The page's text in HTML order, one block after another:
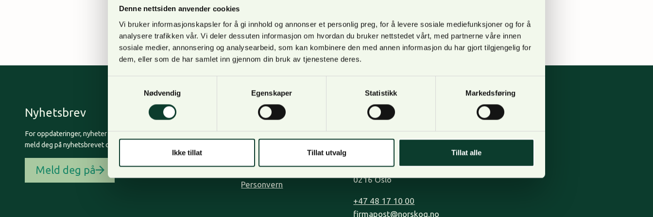
Denne nettsiden anvender cookies
Vi bruker informasjonskapsler for å gi innhold og annonser et personlig preg, for å levere sosiale mediefunksjoner og for å
analysere trafikken vår. Vi deler dessuten informasjon om hvordan du bruker nettstedet vårt, med partnerne våre innen
sosiale medier, annonsering og analysearbeid, som kan kombinere den med annen informasjon du har gjort tilgjengelig for
dem, eller som de har samlet inn gjennom din bruk av tjenestene deres.
Nødvendig
Egenskaper Statistikk Markedsføring
Ikke tillat Tillat utvalg Tillat alle
tømmertransporten stanset eller sterkt redusert som følge av ødelagte og stengte veger. Både
private skogsbilveger og offentlige veger er sterkt berørt. Når det…
Nyhetsbrev
For oppdateringer, nyheter og skogfaglige artikler,
meld deg på nyhetsbrevet og få nyhetsbrev på epost.
Meld deg på
Om oss
Personvern
Kontakt oss
Lilleakerveien 31, oppgang B,
Postadresse: Postboks 123, Lilleaker
0216 Oslo
+47 48 17 10 00
firmapost@norskog.no